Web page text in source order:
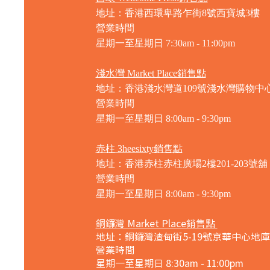
地址：香港西環卑路乍街8號西寶城3樓
營業時間
星期一至星期日 7:30am - 11:00pm
淺水灣 Market Place銷售點
地址：香港淺水灣道109號淺水灣購物中
營業時間
星期一至星期日 8:00am - 9:30pm
赤柱 3heesixty銷售點
地址：香港赤柱赤柱廣場2樓201-203號舖
營業時間
星期一至星期日 8:00am - 9:30pm
銅鑼灣 Market Place銷售點
地址：銅鑼灣渣甸街5-19號京華中心地
營業時間
星期一至星期日 8:30am - 11:00pm